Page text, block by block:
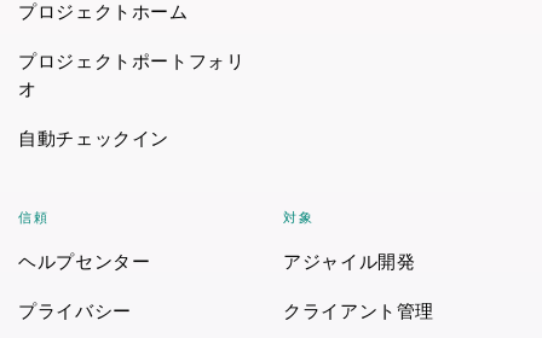
プロジェクトホーム
プロジェクトポートフォリ
オ
自動チェックイン
信頼
ヘルプセンター
プライバシー
対象
アジャイル開発
クライアント管理